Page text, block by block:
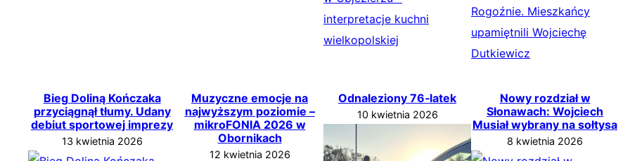
Bieg Doliną Kończaka
przyciągnął tłumy. Udany
debiut sportowej imprezy
13 kwietnia 2026
Muzyczne emocje na
najwyższym poziomie –
mikroFONIA 2026 w
Obornikach
12 kwietnia 2026
Odnaleziony 76‑latek
10 kwietnia 2026
Nowy rozdział w
Słonawach: Wojciech
Musiał wybrany na sołtysa
8 kwietnia 2026